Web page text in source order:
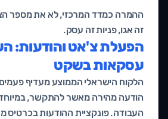
ההמרה כמדד המרכזי, לא את מספר
זה אגו, פניות זה עסק.
הפעלת צ'אט והודעות:
עסקאות בשקט
הלקוח הישראלי הממוצע מעדיף
הודעה מהירה מאשר להתקשר,
העבודה. פונקציית ההודעות בכרטיס